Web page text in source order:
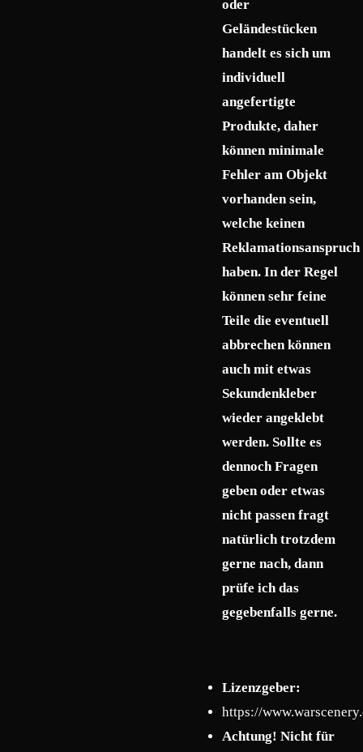
oder
Geländestücken
handelt es sich um
individuell
angefertigte
Produkte, daher
können minimale
Fehler am Objekt
vorhanden sein,
welche keinen
Reklamationsanspruch
haben. In der Regel
können sehr feine
Teile die eventuell
abbrechen können
auch mit etwas
Sekundenkleber
wieder angeklebt
werden. Sollte es
dennoch Fragen
geben oder etwas
nicht passen fragt
natürlich trotzdem
gerne nach, dann
prüfe ich das
gegebenfalls gerne.
Lizenzgeber:
https://
Achtung! Nicht für